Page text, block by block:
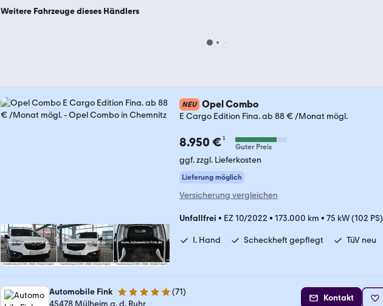
Weitere Fahrzeuge dieses Händlers
NEU Opel Combo
E Cargo Edition Fina. ab 88 € /Monat mögl.
8.950 €¹
Guter Preis
ggf. zzgl. Lieferkosten
Lieferung möglich
Versicherung vergleichen
Unfallfrei • EZ 10/2022 • 173.000 km • 75 kW (102 PS)
I. Hand Scheckheft gepflegt TüV neu
Automobile Fink 5 Sterne (71)
45478 Mülheim a. d. Ruhr
Kontakt